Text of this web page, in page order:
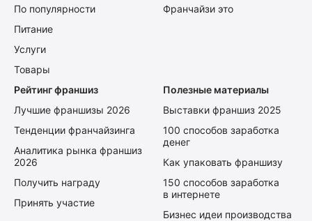
По популярности
Питание
Услуги
Товары
Франчайзи это
Рейтинг франшиз
Лучшие франшизы 2026
Тенденции франчайзинга
Аналитика рынка франшиз
2026
Получить награду
Принять участие
Полезные материалы
Выставки франшиз 2025
100 способов заработка
денег
Как упаковать франшизу
150 способов заработка
в интернете
Бизнес идеи производства